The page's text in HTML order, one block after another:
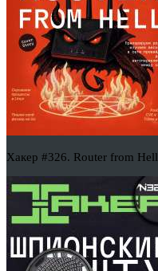
Хакер #326. Router from Hell